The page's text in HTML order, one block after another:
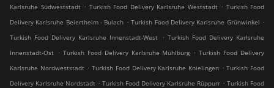
Karlsruhe Südweststadt . Turkish Food Delivery Karlsruhe Weststadt . Turkish Food
Delivery Karlsruhe Beiertheim - Bulach . Turkish Food Delivery Karlsruhe Grünwinkel .
Turkish Food Delivery Karlsruhe Innenstadt-West
. Turkish Food Delivery Karlsruhe
Innenstadt-Ost . Turkish Food Delivery Karlsruhe Mühlburg . Turkish Food Delivery
Karlsruhe Nordweststadt . Turkish Food Delivery Karlsruhe Knielingen . Turkish Food
Delivery Karlsruhe Nordstadt . Turkish Food Delivery Karlsruhe Rüppurr . Turkish Food